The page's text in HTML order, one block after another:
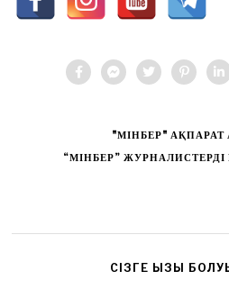
"МІНБЕР" АҚПАРАТ
“МІНБЕР”
CІЗГЕ ҚЫЗЫҚ